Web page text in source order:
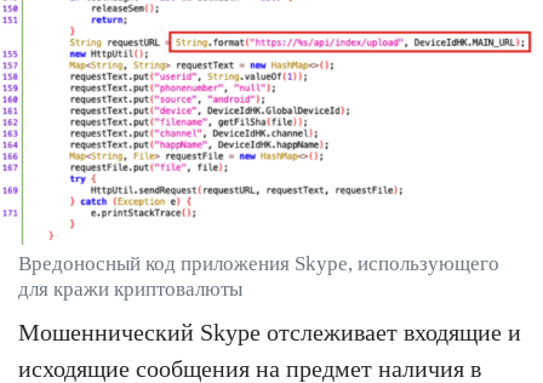
Вредоносный код приложения Skype, использующего
для кражи криптовалюты
Мошеннический Skype отслеживает входящие и
исходящие сообщения на предмет наличия в